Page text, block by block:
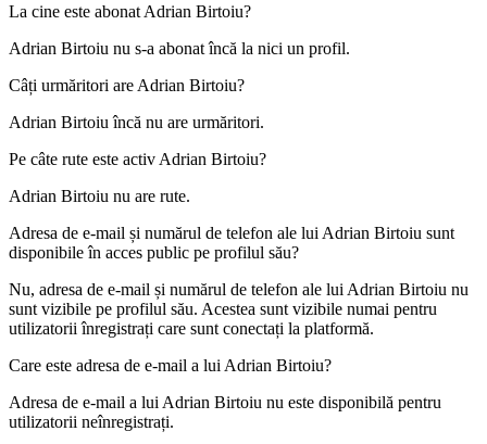
La cine este abonat Adrian Birtoiu?
Adrian Birtoiu nu s-a abonat încă la nici un profil.
Câți urmăritori are Adrian Birtoiu?
Adrian Birtoiu încă nu are urmăritori.
Pe câte rute este activ Adrian Birtoiu?
Adrian Birtoiu nu are rute.
Adresa de e-mail și numărul de telefon ale lui Adrian Birtoiu sunt
disponibile în acces public pe profilul său?
Nu, adresa de e-mail și numărul de telefon ale lui Adrian Birtoiu nu
sunt vizibile pe profilul său. Acestea sunt vizibile numai pentru
utilizatorii înregistrați care sunt conectați la platformă.
Care este adresa de e-mail a lui Adrian Birtoiu?
Adresa de e-mail a lui Adrian Birtoiu nu este disponibilă pentru
utilizatorii neînregistrați.